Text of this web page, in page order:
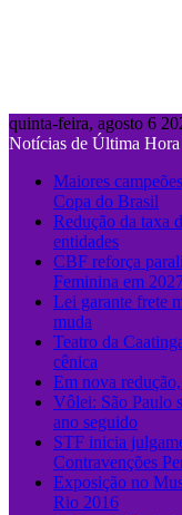
quinta-feira, agosto 6
Notícias de Última Hora
Maiores
Copa do Brasil
Redução da taxa
entidades
CBF reforça
Feminina em
Lei garante frete
muda
Teatro da
cênica
Em nova
Vôlei: São Paulo
ano seguido
STF inicia
Contravenções
Exposição no
Rio 2016